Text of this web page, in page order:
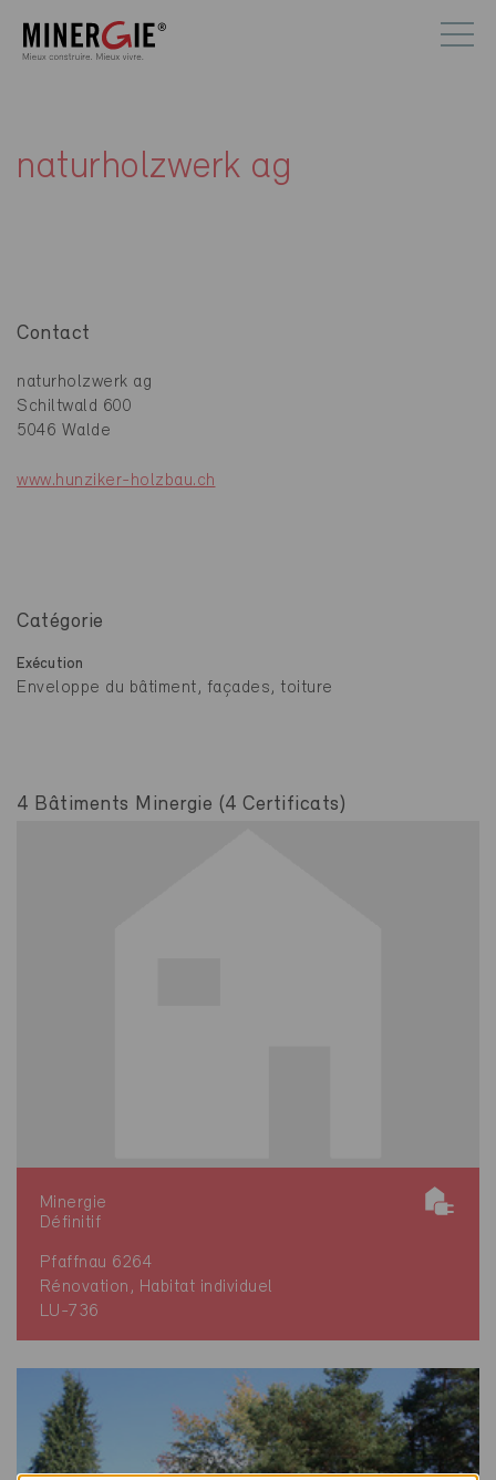
naturholzwerk ag
Contact
naturholzwerk ag
Schiltwald 600
5046 Walde
www.hunziker-holzbau.ch
Catégorie
Exécution
Enveloppe du bâtiment, façades, toiture
4 Bâtiments Minergie (4 Certificats)
Minergie
Définitif
Pfaffnau 6264
Rénovation, Habitat individuel
LU-736